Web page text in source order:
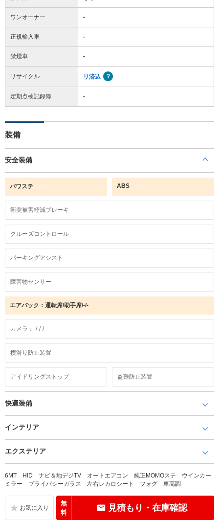
ワンオーナー -
正規輸入車 -
禁煙車 -
リサイクル リ済込
定期点検記録簿 -
装備
安全装備
パワステ ABS
衝突被害軽減ブレーキ
クルーズコントロール
パーキングアシスト
障害物センサー
エアバック：運転席/助手席/-/-
カメラ：-/-/-/-
横滑り防止装置
アイドリングストップ 盗難防止装置
快適装備
インテリア
エクステリア
6MT HID ナビ＆地デジTV オートエアコン 純正MOMOステ ウインカー
ミラー プライバシーガラス 左右レカロシート フォグ 車高調
無
料
見積もり・在庫確認